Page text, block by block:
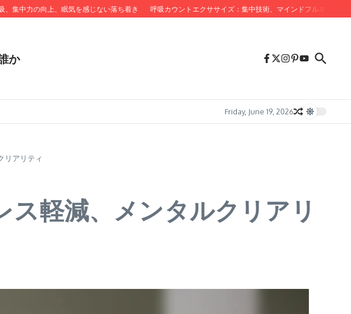
力の向上、眠気を感じない落ち着き 呼吸カウントエクササイズ：集中技術、マインドフルネス実践、スト
か
Friday, June 19, 2026
リアリティ
軽減、メンタルクリアリ